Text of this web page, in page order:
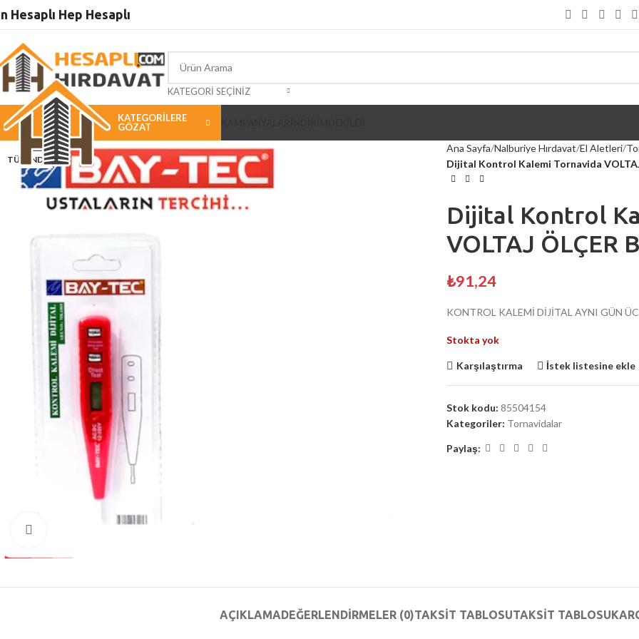
Hesaplı Hep Hesaplı
KATEGORI SEÇINIZ
KATEGORILERE
GÖZAT
TÜKENDI
Ana Sayfa Nalburiye Hırdavat El Aletleri
Dijital Kontrol Kalemi Tornavida
Dijital Kontrol
VOLTAJ ÖLÇER
₺91,24
KONTROL KALEMİ DİJİTAL AYNI GÜN
Stokta yok
Karşılaştırma İstek listesine ekle
Stok kodu: 85504154
Kategoriler: Tornavidalar
Paylaş:
AÇIKLAMADEĞERLENDIRMELER (0)TAKSIT TABLOSUTAKSIT TABLOSU
ÜSTÜ ALIŞVERİŞLERİNİZDE KARGO ÜCRETSİZ